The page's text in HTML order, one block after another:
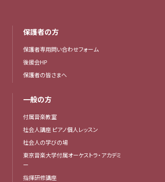
保護者の方
保護者専用問い合わせフォーム
後援会HP
保護者の皆さまへ
一般の方
付属音楽教室
社会人講座 ピアノ個人レッスン
社会人の学びの場
東京音楽大学付属オーケストラ・アカデミ
ー
指揮研修講座